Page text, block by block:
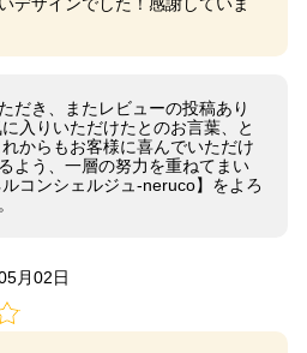
だき、またレビューの投稿あり
入りいただけたとのお言葉、と
からもお客様に喜んでいただけ
よう、一層の努力を重ねてまい
コンシェルジュ-neruco】をよろ
月02日